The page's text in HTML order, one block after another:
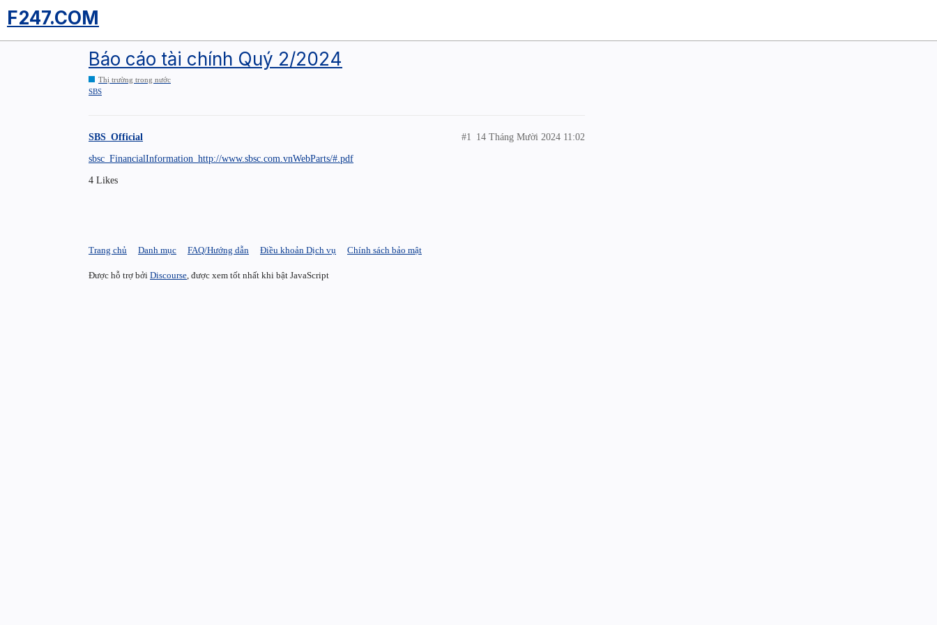
F247.COM
Báo cáo tài chính Quý 2/2024
Thị trường trong nước
SBS
SBS_Official 14 Tháng Mười 2024 11:02
#1
sbsc_FinancialInformation_http://www.sbsc.com.vnWebParts/#.pdf
4 Likes
Trang chủ Danh mục FAQ/Hướng dẫn Điều khoản Dịch vụ Chính sách bảo mật
Được hỗ trợ bởi Discourse , được xem tốt nhất khi bật JavaScript